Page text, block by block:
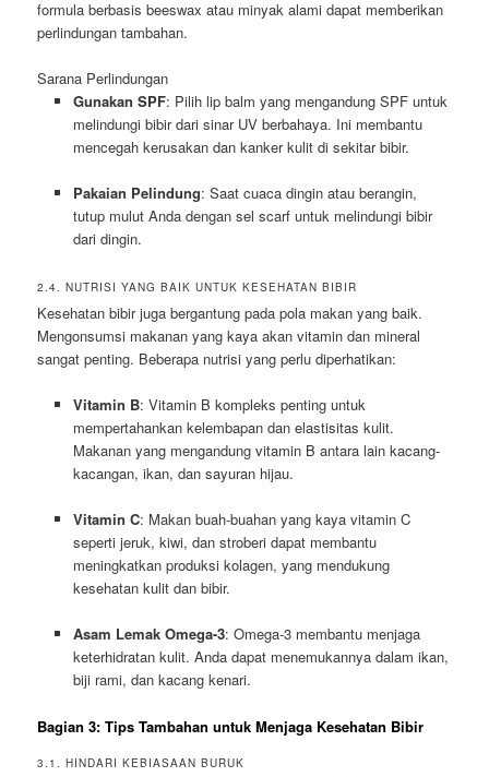
formula berbasis beeswax atau minyak alami dapat memberikan
perlindungan tambahan.
Sarana Perlindungan
Gunakan SPF: Pilih lip balm yang mengandung SPF untuk
melindungi bibir dari sinar UV berbahaya. Ini membantu
mencegah kerusakan dan kanker kulit di sekitar bibir.
Pakaian Pelindung: Saat cuaca dingin atau berangin,
tutup mulut Anda dengan sel scarf untuk melindungi bibir
dari dingin.
2.4. NUTRISI YANG BAIK UNTUK KESEHATAN BIBIR
Kesehatan bibir juga bergantung pada pola makan yang baik.
Mengonsumsi makanan yang kaya akan vitamin dan mineral
sangat penting. Beberapa nutrisi yang perlu diperhatikan:
Vitamin B: Vitamin B kompleks penting untuk
mempertahankan kelembapan dan elastisitas kulit.
Makanan yang mengandung vitamin B antara lain kacang-
kacangan, ikan, dan sayuran hijau.
Vitamin C: Makan buah-buahan yang kaya vitamin C
seperti jeruk, kiwi, dan stroberi dapat membantu
meningkatkan produksi kolagen, yang mendukung
kesehatan kulit dan bibir.
Asam Lemak Omega-3: Omega-3 membantu menjaga
keterhidratan kulit. Anda dapat menemukannya dalam ikan,
biji rami, dan kacang kenari.
Bagian 3: Tips Tambahan untuk Menjaga Kesehatan Bibir
3.1. HINDARI KEBIASAAN BURUK